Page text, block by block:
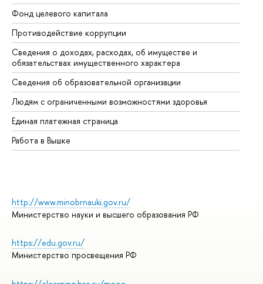
Фонд целевого капитала
Противодействие коррупции
Сведения о доходах, расходах, об имуществе и
обязательствах имущественного характера
Сведения об образовательной организации
Людям с ограниченными возможностями здоровья
Единая платежная страница
Работа в Вышке
http://www.minobrnauki.gov.ru/
Министерство науки и высшего образования РФ
https://edu.gov.ru/
Министерство просвещения РФ